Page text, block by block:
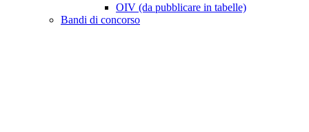
OIV (da pubblicare in tabelle)
Bandi di concorso